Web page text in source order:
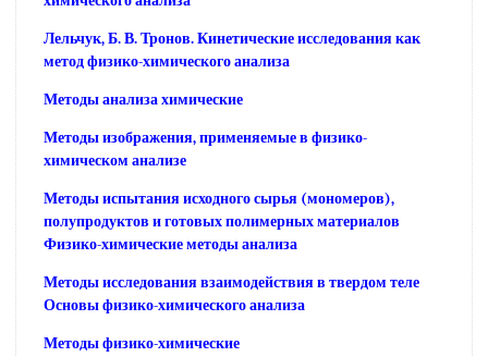
Лельчук, Б. В. Тронов. Кинетические исследования как
метод физико-химического анализа
Методы анализа химические
Методы изображения, применяемые в физико-
химическом анализе
Методы испытания исходного сырья (мономеров),
полупродуктов и готовых полимерных материалов
Физико-химические методы анализа
Методы исследования взаимодействия в твердом теле
Основы физико-химического анализа
Методы физико-химические